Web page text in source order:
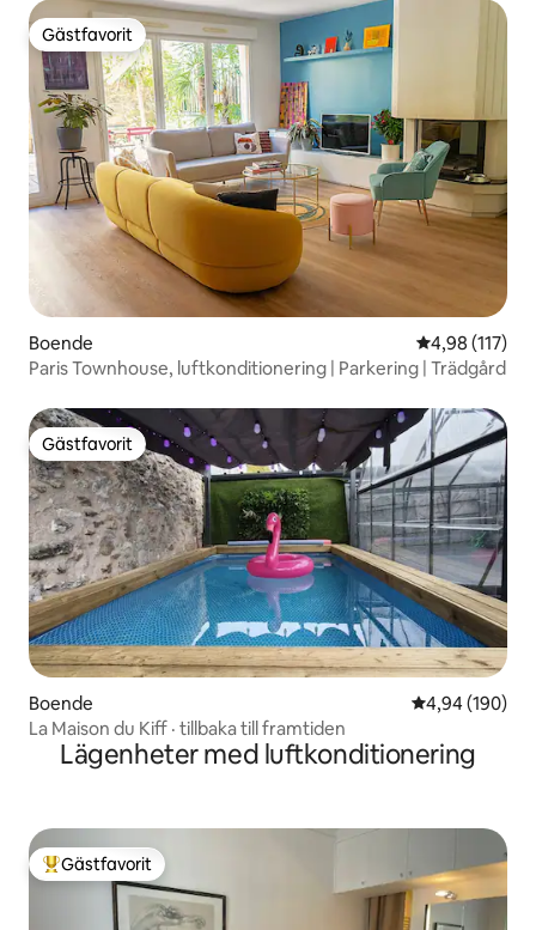
Gästfavorit
Gästfavorit
Boende 4,98 av 5 i
4,98 (117)
Paris Townhouse, luftkonditionering | Parkering | Trädgård
Gästfavorit
Gästfavorit
Boende 4,94 av 5 i
4,94 (190)
La Maison du Kiff · tillbaka till framtiden
Lägenheter med luftkonditionering
Populär gästfavorit
Gästfavorit